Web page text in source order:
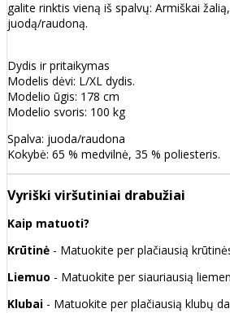
galite rinktis vieną iš spalvų: Armiškai
juodą/raudoną.
Dydis ir pritaikymas
Modelis dėvi: L/XL dydis.
Modelio ūgis: 178 cm
Modelio svoris: 100 kg
Spalva: juoda/raudona
Kokybė: 65 % medvilnė, 35 % poliesteris.
Vyriški viršutiniai drabužiai
Kaip matuoti?
Krūtinė - Matuokite per plačiausią
Liemuo - Matuokite per siauriausią
Klubai - Matuokite per plačiausią klubų